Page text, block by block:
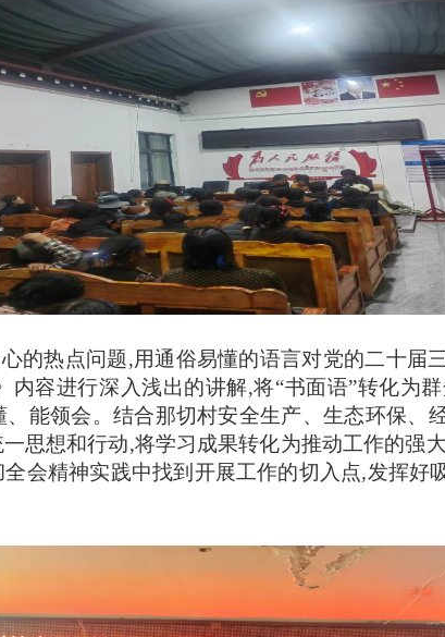
的热点问题,用通俗易懂的语言对党的二十届
容进行深入浅出的讲解,将“书面语”转化为
能领会。结合那切村安全生产、生态环保、
思想和行动,将学习成果转化为推动工作的强
会精神实践中找到开展工作的切入点,发挥好